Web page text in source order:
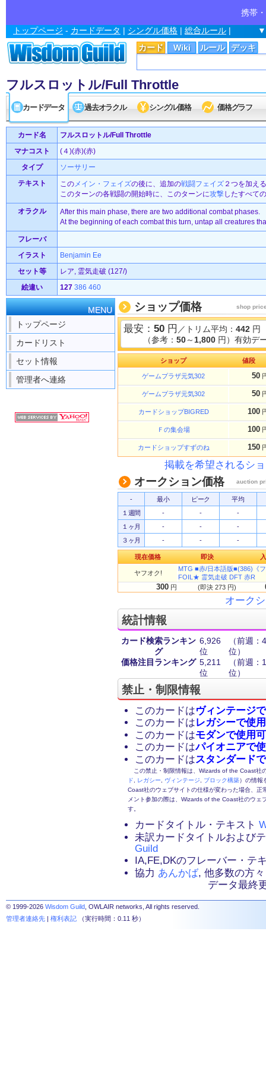
携帯
カード Wiki ルール デッキ
トップページ - カードデータ | シングル価格 | 総合ルール |
フルスロットル/Full Throttle
カードデータ 過去オラクル シングル価格 価格グラフ
カード名
フルスロットル/Full Throttle
マナコスト
(４)(赤)(赤)
タイプ
ソーサリー
テキスト
このメイン・フェイズの後に、追加の戦闘フェイズ ２つを加え
このターンの各戦闘の開始時に、このターンに攻撃したすべての
オラクル
After this main phase, there are two additional combat phases.
At the beginning of each combat this turn, untap all creatures
フレーバ
イラスト
Benjamin Ee
セット等
レア, 霊気走破 (127/)
絵違い
127 386 460
MENU
トップページ
カードリスト
セット情報
管理者へ連絡
ショップ価格 shop
最安： 50 円 ／トリム平均： 442 円
（参考： 50～ 1,800 円）有効デ
ショップ 値段
ゲームプラザ元気302 50
ゲームプラザ元気302 50
カードショップBIGRED 100
Ｆの集会場 100
カードショップすずのね 150
掲載を希望されるシ
オークション価格 auction
- 最小 ピーク
平均
１週間
- -
-
１ヶ月
- -
-
３ヶ月
- - -
現在価格 即決
ヤフオク!
MTG ■赤/日本語版■(386)《
FOIL★ 霊気走破 DFT 赤R
300 円 (即決 273 円)
オーク
統計情報
カード検索ランキン
グ
6,926
位
（前週：
位）
価格注目ランキング 5,211
位
（前週：
位）
禁止・制限情報
このカードはヴィンテージ
このカードはレガシーで使
このカードはモダンで使用
このカードはパイオニアで
このカードはスタンダード
この禁止・制限情報は、Wizards of the Coast社
ド
レガシー ヴィンテージ ブロック構築）の情報
Coast社のウェブサイトの仕様が変わった場合、
メント参加の際は、Wizards of the Coast社のウェ
す。
カードタイトル・テキスト
未訳カードタイトルおよび
Guild
IA,FE,DKのフレーバー・テ
協力 あんかば, 他多数の方々
データ最終
© 1999-2026 Wisdom Guild , OWLAIR networks, All rights reserved.
管理者連絡先 | 権利表記 （実行時間：0.11 秒）